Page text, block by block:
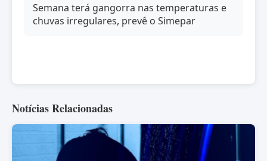
Semana terá gangorra nas temperaturas e
chuvas irregulares, prevê o Simepar
Notícias Relacionadas